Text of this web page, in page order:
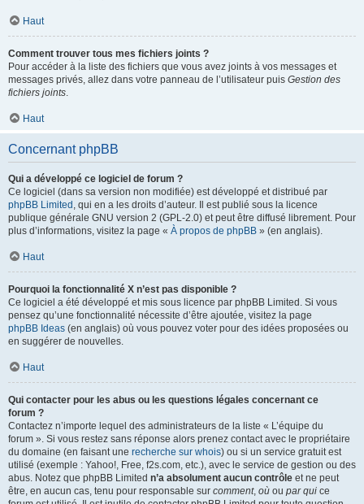
Haut
Comment trouver tous mes fichiers joints ?
Pour accéder à la liste des fichiers que vous avez joints à vos messages et
messages privés, allez dans votre panneau de l’utilisateur puis Gestion des
fichiers joints.
Haut
Concernant phpBB
Qui a développé ce logiciel de forum ?
Ce logiciel (dans sa version non modifiée) est développé et distribué par
phpBB Limited , qui en a les droits d’auteur. Il est publié sous la licence
publique générale GNU version 2 (GPL-2.0) et peut être diffusé librement. Pour
plus d’informations, visitez la page « À propos de phpBB » (en anglais).
Haut
Pourquoi la fonctionnalité X n’est pas disponible ?
Ce logiciel a été développé et mis sous licence par phpBB Limited. Si vous
pensez qu’une fonctionnalité nécessite d’être ajoutée, visitez la page
phpBB Ideas (en anglais) où vous pouvez voter pour des idées proposées ou
en suggérer de nouvelles.
Haut
Qui contacter pour les abus ou les questions légales concernant ce
forum ?
Contactez n’importe lequel des administrateurs de la liste « L’équipe du
forum ». Si vous restez sans réponse alors prenez contact avec le propriétaire
du domaine (en faisant une recherche sur whois) ou si un service gratuit est
utilisé (exemple : Yahoo!, Free, f2s.com, etc.), avec le service de gestion ou des
abus. Notez que phpBB Limited n’a absolument aucun contrôle et ne peut
être, en aucun cas, tenu pour responsable sur comment, où ou par qui ce